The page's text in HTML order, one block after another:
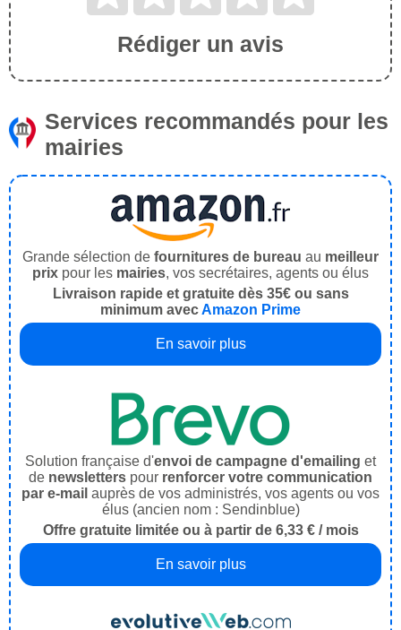
Rédiger un avis
Services recommandés pour les
mairies
Grande sélection de fournitures de bureau au meilleur
prix pour les mairies, vos secrétaires, agents ou élus
Livraison rapide et gratuite dès 35€ ou sans
minimum avecAmazon Prime
En savoir plus
Solution française d'envoi de campagne d'emailing et
de newsletters pour renforcer votre communication
par e-mail auprès de vos administrés, vos agents ou vos
élus (ancien nom : Sendinblue)
Offre gratuite limitée ou à partir de 6,33 € / mois
En savoir plus